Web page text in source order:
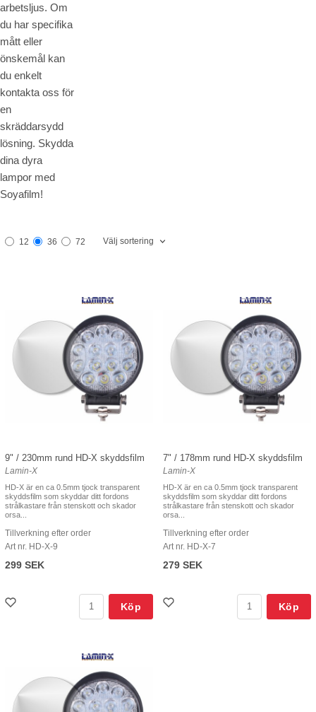
arbetsljus. Om
du har specifika
mått eller
önskemål kan
du enkelt
kontakta oss för
en
skräddarsydd
lösning. Skydda
dina dyra
lampor med
Soyafilm!
12 36 72 Välj sortering
9" / 230mm rund HD-X skyddsfilm
Lamin-X
HD-X är en ca 0.5mm tjock transparent
skyddsfilm som skyddar ditt fordons
strålkastare från stenskott och skador
orsa...
Tillverkning efter order
Art nr. HD-X-9
299 SEK
Köp
7" / 178mm rund HD-X skyddsfilm
Lamin-X
HD-X är en ca 0.5mm tjock transparent
skyddsfilm som skyddar ditt fordons
strålkastare från stenskott och skador
orsa...
Tillverkning efter order
Art nr. HD-X-7
279 SEK
Köp